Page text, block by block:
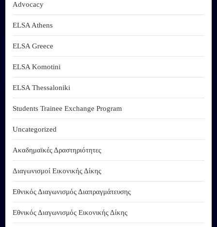
Advocacy
ELSA Athens
ELSA Greece
ELSA Komotini
ELSA Thessaloniki
Students Trainee Exchange Program
Uncategorized
Ακαδημαϊκές Δραστηριότητες
Διαγωνισμοί Εικονικής Δίκης
Εθνικός Διαγωνισμός Διαπραγμάτευσης
Εθνικός Διαγωνισμός Εικονικής Δίκης